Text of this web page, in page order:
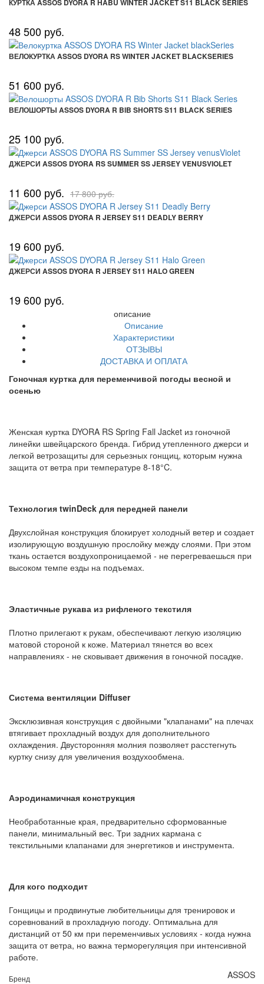
КУРТКА ASSOS DYORA R HABU WINTER JACKET S11 BLACK SERIES
48 500 руб.
ВЕЛОКУРТКА ASSOS DYORA RS WINTER JACKET BLACKSERIES
51 600 руб.
ВЕЛОШОРТЫ ASSOS DYORA R BIB SHORTS S11 BLACK SERIES
25 100 руб.
ДЖЕРСИ ASSOS DYORA RS SUMMER SS JERSEY VENUSVIOLET
11 600 руб. 17 800 руб.
ДЖЕРСИ ASSOS DYORA R JERSEY S11 DEADLY BERRY
19 600 руб.
ДЖЕРСИ ASSOS DYORA R JERSEY S11 HALO GREEN
19 600 руб.
описание
Описание
Характеристики
ОТЗЫВЫ
ДОСТАВКА И ОПЛАТА
Гоночная куртка для переменчивой погоды весной и
осенью
Женская куртка DYORA RS Spring Fall Jacket из гоночной
линейки швейцарского бренда. Гибрид утепленного джерси и
легкой ветрозащиты для серьезных гонщиц, которым нужна
защита от ветра при температуре 8-18°C.
Технология twinDeck для передней панели
Двухслойная конструкция блокирует холодный ветер и создает
изолирующую воздушную прослойку между слоями. При этом
ткань остается воздухопроницаемой - не перегреваешься при
высоком темпе езды на подъемах.
Эластичные рукава из рифленого текстиля
Плотно прилегают к рукам, обеспечивают легкую изоляцию
матовой стороной к коже. Материал тянется во всех
направлениях - не сковывает движения в гоночной посадке.
Система вентиляции Diffuser
Эксклюзивная конструкция с двойными "клапанами" на плечах
втягивает прохладный воздух для дополнительного
охлаждения. Двусторонняя молния позволяет расстегнуть
куртку снизу для увеличения воздухообмена.
Аэродинамичная конструкция
Необработанные края, предварительно сформованные
панели, минимальный вес. Три задних кармана с
текстильными клапанами для энергетиков и инструмента.
Для кого подходит
Гонщицы и продвинутые любительницы для тренировок и
соревнований в прохладную погоду. Оптимальна для
дистанций от 50 км при переменчивых условиях - когда нужна
защита от ветра, но важна терморегуляция при интенсивной
работе.
Бренд ASSOS